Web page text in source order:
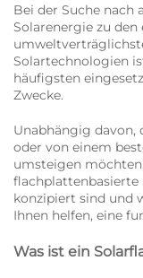
Bei der Suche nach
Solarenergie zu
Solartechnologien
häufigsten
Zwecke.
Unabhängig davon,
oder von einem
umsteigen
flachplattenbasierte
konzipiert sind und
Ihnen helfen, eine
Was ist ein